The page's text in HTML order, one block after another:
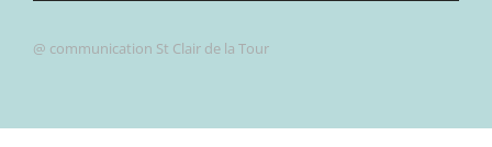
@ communication St Clair de la Tour